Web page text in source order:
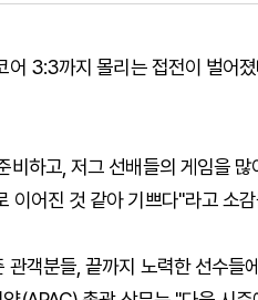
3:3까지 몰리는 접전이 벌어졌
하고, 저그 선배들의 게임을
이어진 것 같아 기쁘다"라고 소
객분들, 끝까지 노력한 선수들